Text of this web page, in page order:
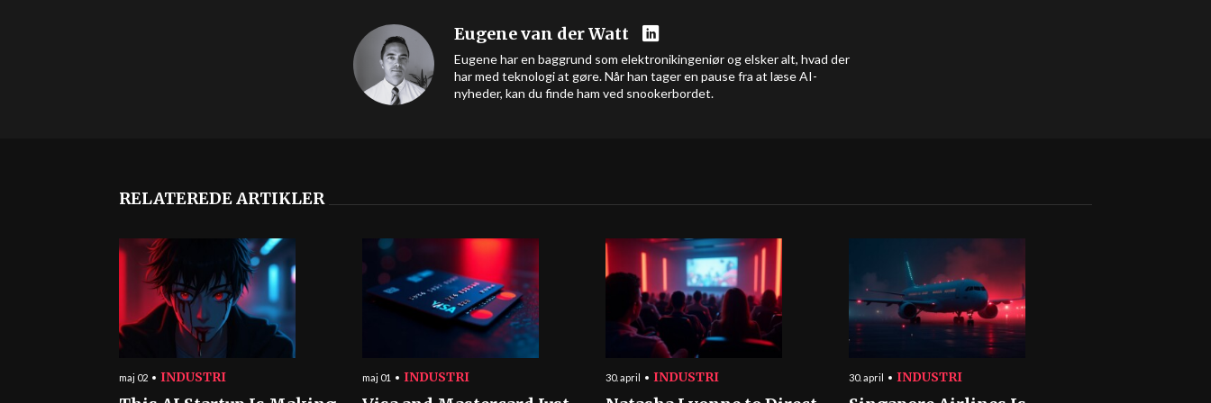
Eugene van der Watt
Eugene har en baggrund som elektronikingeniør og elsker alt, hvad der
har med teknologi at gøre. Når han tager en pause fra at læse AI-
nyheder, kan du finde ham ved snookerbordet.
RELATEREDE ARTIKLER
maj 02 INDUSTRI maj 01 INDUSTRI 30. april INDUSTRI 30. april INDUSTRI